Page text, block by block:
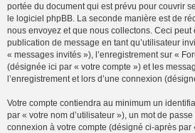
portée du document qui est prévu pour couvrir
le logiciel phpBB. La seconde manière est de
nous envoyez et que nous collectons. Ceci peut
publication de message en tant qu’utilisateur
« messages invités »), l’enregistrement sur «
(désignée ici par « votre compte ») et les
l’enregistrement et lors d’une connexion
Votre compte contiendra au minimum un
par « votre nom d’utilisateur »), un mot de
connexion à votre compte (désigné ci-après par